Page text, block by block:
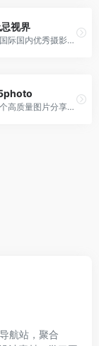
视界
是国际国内优秀摄影师／摄影...
一个高质量图片分享平台
航站，聚合